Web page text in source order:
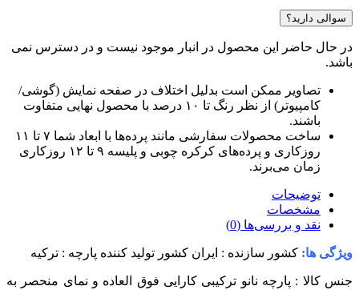
این محصول در انبار موجود نیست و در دسترس نمی
ممکن است بدلیل اختلاف در صفحه نمایش (گوشی/
کامپیوتر) از نظر رنگ تا ۱۰ درصد با محصول نهایی متفاوت
ساخت محصولات سفارشی مانند پرده‌ها با ابعاد شما ۷ تا ۱۱
روزکاری و پرده‌های کرکره چوبی و پلیسه ۹ تا ۱۲ روزکاری
(0)
سازنده : ایران کشور تولید کننده پارچه : ترکیه
نانو ترکیبی کارایی فوق العاده و نمای منحصر به